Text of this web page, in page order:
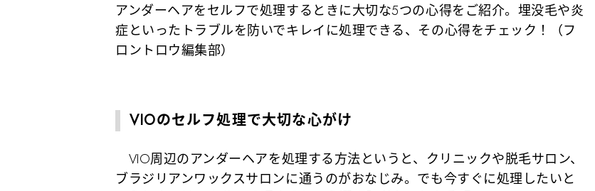
アンダーヘアをセルフで処理するときに大切な5つの心得をご紹介。埋没毛や炎
症といったトラブルを防いでキレイに処理できる、その心得をチェック！（フ
ロントロウ編集部）
VIOのセルフ処理で大切な心がけ
VIO周辺のアンダーヘアを処理する方法というと、クリニックや脱毛サロン、
ブラジリアンワックスサロンに通うのがおなじみ。でも今すぐに処理したいと